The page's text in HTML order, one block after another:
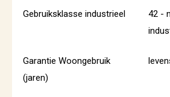
Gebruiksklasse industrieel
42 -
Garantie Woongebruik
(jaren)